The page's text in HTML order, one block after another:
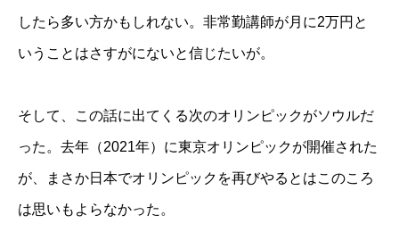
したら多い方かもしれない。非常勤講師が月に2万円と
いうことはさすがにないと信じたいが。
そして、この話に出てくる次のオリンピックがソウルだ
った。去年（2021年）に東京オリンピックが開催された
が、まさか日本でオリンピックを再びやるとはこのころ
は思いもよらなかった。